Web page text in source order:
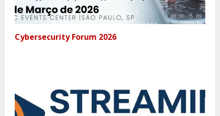
Cybersecurity Forum 2026